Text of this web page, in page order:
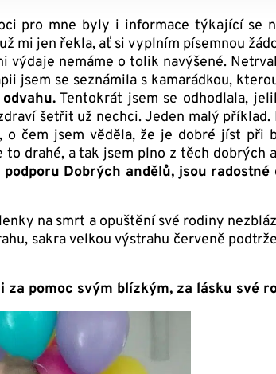
pro mne byly i informace týkající se
mi jen řekla, ať si vyplním písemnou
výdaje nemáme o tolik navýšené.
jsem se seznámila s kamarádkou,
Tentokrát jsem se odhodlala,
šetřit už nechci. Jeden malý
o čem jsem věděla, že je dobré jíst
to drahé, a tak jsem plno z těch dobrých
Dobrých andělů, jsou
na smrt a opuštění své rodiny
sakra velkou výstrahu červeně
za pomoc svým blízkým, za lásku své